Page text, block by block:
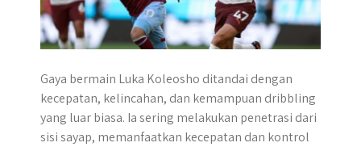
Gaya bermain Luka Koleosho ditandai dengan
kecepatan, kelincahan, dan kemampuan dribbling
yang luar biasa. Ia sering melakukan penetrasi dari
sisi sayap, memanfaatkan kecepatan dan kontrol